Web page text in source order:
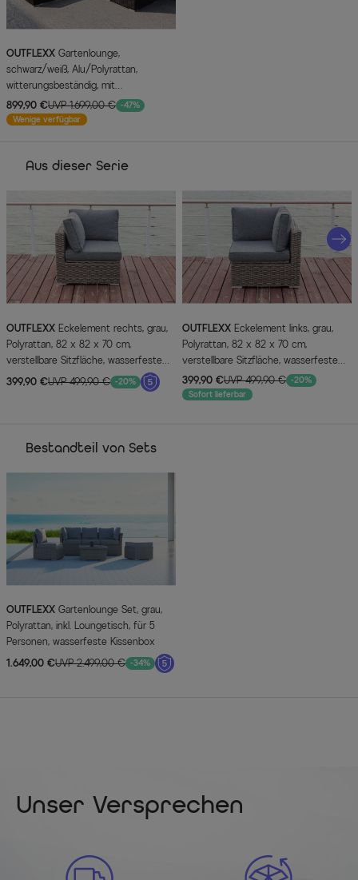
OUTFLEXX
schwarz/weiß, Alu/Polyrattan,
witterungsbeständig, mit
Kissenboxfunktion
899,90 €UVP 1.699,00 € -47%
Wenige verfügbar
Aus dieser Serie
OUTFLEXX
Polyrattan, 82 x 82 x 70 cm,
verstellbare Sitzfläche, wasserfeste
Kissenbox
399,90 €UVP 499,90 € -20%
OUTFLEXX
Polyrattan, 82 x 82 x 70 cm,
verstellbare Sitzfläche, wasserfeste
Kissenbox
399,90 €UVP 499,90 € -20%
Sofort lieferbar
Bestandteil von Sets
OUTFLEXX
Polyrattan, inkl. Loungetisch, für 5
Personen, wasserfeste Kissenbox
1.649,00 €UVP 2.499,00 € -34%
Unser Versprechen